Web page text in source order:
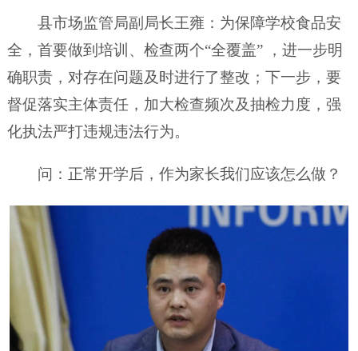
县市场监管局副局长王雍：为保障学校食品安
全，首要做到培训、检查两个“全覆盖” ，进一步明
确职责，对存在问题及时进行了整改；下一步，要
督促落实主体责任，加大检查频次及抽检力度，强
化执法严打违规违法行为。
问：正常开学后，作为家长我们应该怎么做？